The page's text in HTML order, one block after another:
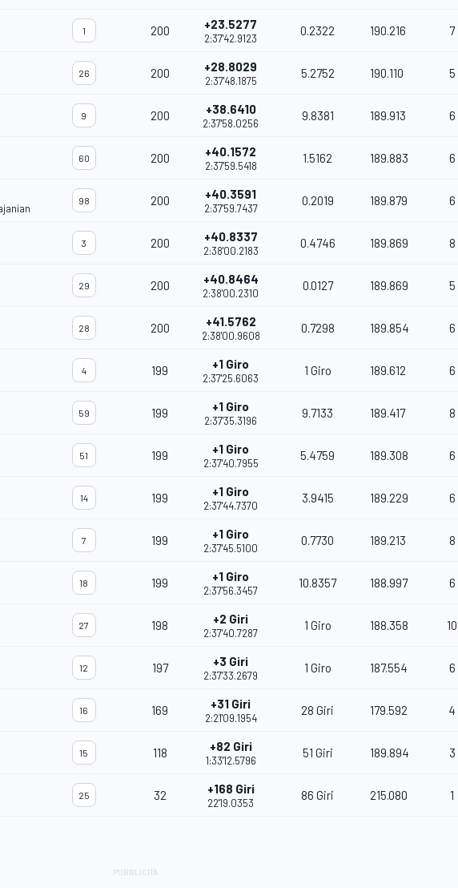
1 200 +23.5277
2:37'42.9123
0.2322 190.216 7
26 200 +28.8029
2:37'48.1875
5.2752 190.110 5
9 200 +38.6410
2:37'58.0256
9.8381 189.913 6
60 200 +40.1572
2:37'59.5418
1.5162 189.883 6
98 200 +40.3591
2:37'59.7437
0.2019 189.879 6
3 200 +40.8337
2:38'00.2183
0.4746 189.869 8
29 200 +40.8464
2:38'00.2310
0.0127 189.869 5
28 200 +41.5762
2:38'00.9608
0.7298 189.854 6
4 199 +1 Giro
2:37'25.6063
1 Giro 189.612 6
59 199 +1 Giro
2:37'35.3196
9.7133 189.417 8
51 199 +1 Giro
2:37'40.7955
5.4759 189.308 6
14 199 +1 Giro
2:37'44.7370
3.9415 189.229 6
7 199 +1 Giro
2:37'45.5100
0.7730 189.213 8
18 199 +1 Giro
2:37'56.3457
10.8357 188.997 6
27 198 +2 Giri
2:37'40.7287
1 Giro 188.358 10
12 197 +3 Giri
2:37'33.2679
1 Giro 187.554 6
16 169 +31 Giri
2:21'09.1954
28 Giri 179.592 4
15 118 +82 Giri
1:33'12.5796
51 Giri 189.894 3
25 32 +168 Giri
22'19.0353
86 Giri 215.080 1